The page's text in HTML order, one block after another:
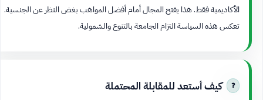
الأكاديمية فقط. هذا يفتح المجال أمام أفضل المواهب بغض النظر عن الجنسية.
تعكس هذه السياسة التزام الجامعة بالتنوع والشمولية.
كيف أستعد للمقابلة المحتملة